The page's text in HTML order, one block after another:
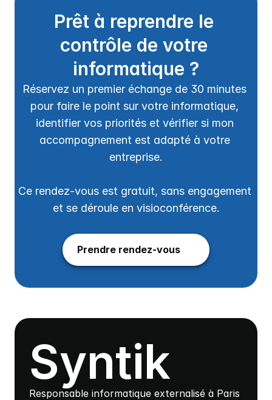
Prêt à reprendre le
contrôle de votre
informatique ?
Réservez un premier échange de 30 minutes
pour faire le point sur votre informatique,
identifier vos priorités et vérifier si mon
accompagnement est adapté à votre
entreprise.
Ce rendez-vous est gratuit, sans engagement
et se déroule en visioconférence.
Prendre rendez-vous
Syntik
Responsable informatique externalisé à Paris